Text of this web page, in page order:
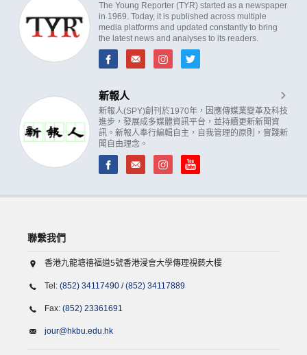
The Young Reporter (TYR) started as a newspaper
in 1969. Today, it is published across multiple
media platforms and updated constantly to bring
the latest news and analyses to its readers.
新報人
新報人(SPY)創刊於1970年，因應傳媒業變革及科技
進步，發展成多媒體資訊平台，並持續更新新聞資
訊。新報人奉行編輯自主，自我管理的原則，實踐新
聞自由理念。
聯繫我們
香港九龍塘禧福道5號香港浸會大學傳理視藝大樓
Tel: (852) 34117490 /(852) 34117889
Fax: (852) 23361691
jour@hkbu.edu.hk